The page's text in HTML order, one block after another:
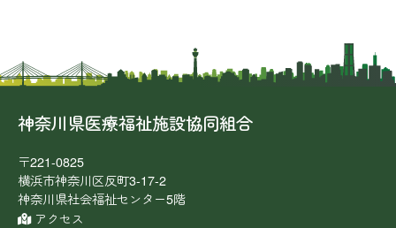
ョ
ン
神奈川県医療福祉施設協同組合
〒221-0825
横浜市神奈川区反町3-17-2
神奈川県社会福祉センター5階
アクセス